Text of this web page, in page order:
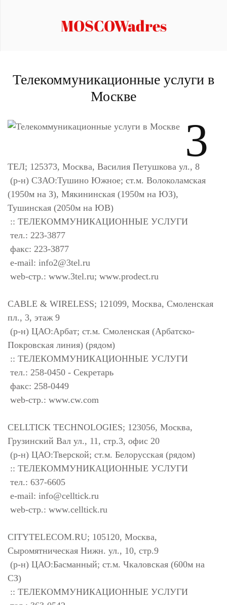
MOSCOWadres
Телекоммуникационные услуги в
Москве
3
ТЕЛ; 125373, Москва, Василия Петушкова ул., 8
(р-н) СЗАО:Тушино Южное; ст.м. Волоколамская
(1950м на З), Мякининская (1950м на ЮЗ),
Тушинская (2050м на ЮВ)
:: ТЕЛЕКОММУНИКАЦИОННЫЕ УСЛУГИ
тел.: 223-3877
факс: 223-3877
e-mail: info2@3tel.ru
web-стр.: www.3tel.ru; www.prodect.ru
CABLE & WIRELESS; 121099, Москва, Смоленская
пл., 3, этаж 9
(р-н) ЦАО:Арбат; ст.м. Смоленская (Арбатско-
Покровская линия) (рядом)
:: ТЕЛЕКОММУНИКАЦИОННЫЕ УСЛУГИ
тел.: 258-0450 - Секретарь
факс: 258-0449
web-стр.: www.cw.com
CELLTICK TECHNOLOGIES; 123056, Москва,
Грузинский Вал ул., 11, стр.3, офис 20
(р-н) ЦАО:Тверской; ст.м. Белорусская (рядом)
:: ТЕЛЕКОММУНИКАЦИОННЫЕ УСЛУГИ
тел.: 637-6605
e-mail: info@celltick.ru
web-стр.: www.celltick.ru
CITYTELECOM.RU; 105120, Москва,
Сыромятническая Нижн. ул., 10, стр.9
(р-н) ЦАО:Басманный; ст.м. Чкаловская (600м на
СЗ)
:: ТЕЛЕКОММУНИКАЦИОННЫЕ УСЛУГИ